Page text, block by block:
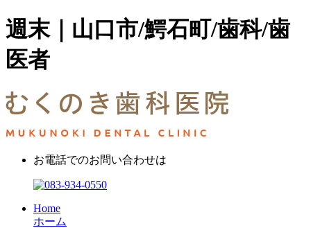
週末｜山口市/鰐石町/歯科/歯
医者
お電話でのお問い合わせは
Home
ホーム